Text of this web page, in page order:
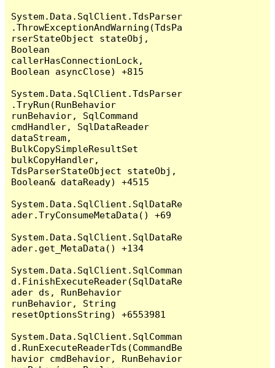
System.Data.SqlClient.TdsParser
.ThrowExceptionAndWarning(TdsPa
rserStateObject stateObj,
Boolean
callerHasConnectionLock,
Boolean asyncClose) +815
System.Data.SqlClient.TdsParser
.TryRun(RunBehavior
runBehavior, SqlCommand
cmdHandler, SqlDataReader
dataStream,
BulkCopySimpleResultSet
bulkCopyHandler,
TdsParserStateObject stateObj,
Boolean& dataReady) +4515
System.Data.SqlClient.SqlDataRe
ader.TryConsumeMetaData() +69
System.Data.SqlClient.SqlDataRe
ader.get_MetaData() +134
System.Data.SqlClient.SqlComman
d.FinishExecuteReader(SqlDataRe
ader ds, RunBehavior
runBehavior, String
resetOptionsString) +6553981
System.Data.SqlClient.SqlComman
d.RunExecuteReaderTds(CommandBe
havior cmdBehavior, RunBehavior